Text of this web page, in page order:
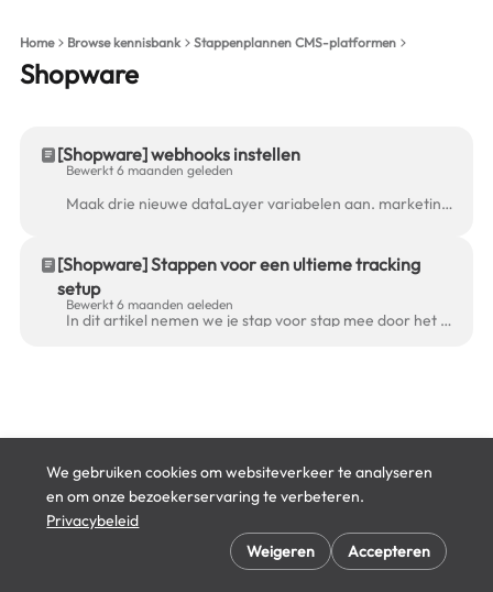
We gebruiken cookies om websiteverkeer te analyseren
en om onze bezoekerservaring te verbeteren.
Privacybeleid
Weigeren
Accepteren
Home Browse kennisbank Stappenplannen CMS-platformen
Shopware
[Shopware] webhooks instellen
Bewerkt 6 maanden geleden
Maak drie nieuwe dataLayer variabelen aan. marketing.user_id marketing.session_count marketing.session_id Zorg ervoor dat de Google Tag wordt afgevuur...
[Shopware] Stappen voor een ultieme tracking
setup
Bewerkt 6 maanden geleden
In dit artikel nemen we je stap voor stap mee door het proces van het instellen van server-side tagging voor een Shopware webshop, zodat je eenvoudig ...
Cookie-voorkeuren